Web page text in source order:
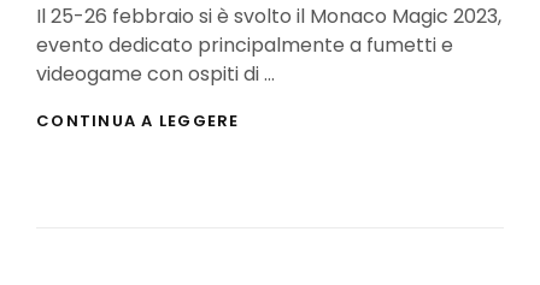
Il 25-26 febbraio si è svolto il Monaco Magic 2023,
evento dedicato principalmente a fumetti e
videogame con ospiti di …
CONTINUA A LEGGERE